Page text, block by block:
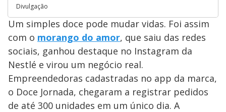
Divulgação
Um simples doce pode mudar vidas. Foi assim
com o morango do amor, que saiu das redes
sociais, ganhou destaque no Instagram da
Nestlé e virou um negócio real.
Empreendedoras cadastradas no app da marca,
o Doce Jornada, chegaram a registrar pedidos
de até 300 unidades em um único dia. A